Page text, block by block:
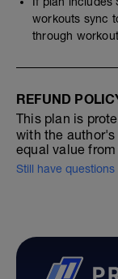
workouts sync
through
REFUND
This plan is
with the
equal value
Still have